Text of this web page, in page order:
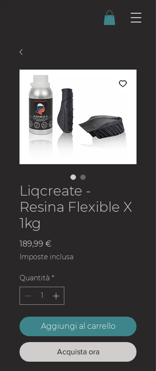
Liqcreate -
Resina Flexible X
1kg
189,99 €
Imposte inclusa
Quantità *
Aggiungi al carrello
Acquista ora